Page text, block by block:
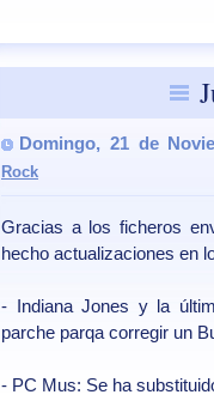
Domingo, 21 de
Rock
Gracias a los ficheros
hecho actualizaciones en
- Indiana Jones y la
parche parqa corregir un
- PC Mus: Se ha